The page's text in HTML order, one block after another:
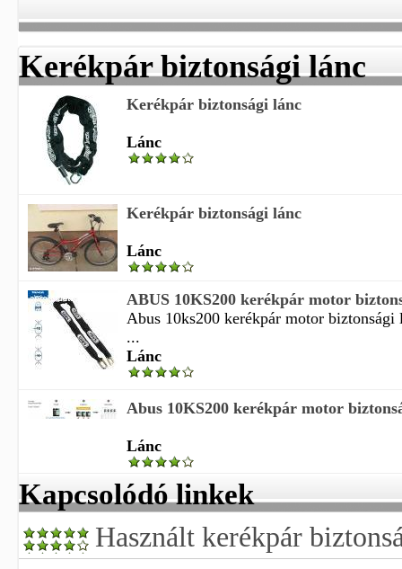
Kerékpár biztonsági lánc
Kerékpár biztonsági lánc
Lánc
Kerékpár biztonsági lánc
Lánc
ABUS 10KS200 kerékpár motor
Abus 10ks200 kerékpár motor biztonsági
...
Lánc
Abus 10KS200 kerékpár motor
Lánc
Kapcsolódó linkek
Használt kerékpár